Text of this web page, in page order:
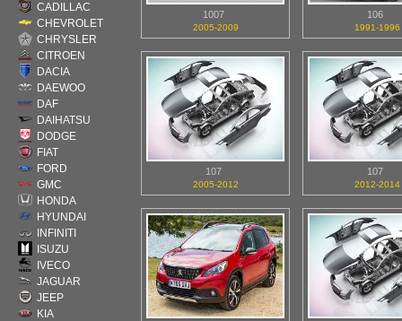
CADILLAC
CHEVROLET
CHRYSLER
CITROEN
DACIA
DAEWOO
DAF
DAIHATSU
DODGE
FIAT
FORD
GMC
HONDA
HYUNDAI
INFINITI
ISUZU
IVECO
JAGUAR
JEEP
KIA
1007
2005-2009
106
1991-1996
107
2005-2012
107
2012-2014